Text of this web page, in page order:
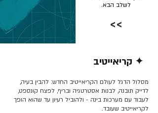
לשלב הבא.
>>
✦ קריאייטיב
מסלול הדגל לעולם הקריאייטיב החדש: להבין בעיה,
לדייק תובנה, לבנות אסטרטגיה ובריף, לפצח קונספט,
לעבוד עם מערכות בינה - ולהוביל רעיון עד שהוא הופך
לקריאייטיב שעובד.